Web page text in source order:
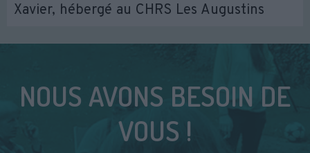
Xavier, hébergé au CHRS Les Augustins
NOUS AVONS BESOIN DE
VOUS !